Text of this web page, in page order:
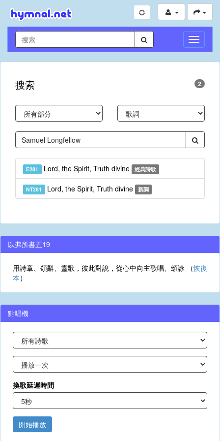
切
換
導
搜索 2
E281 Lord, the Spirit, Truth divine 經典詩歌
NT281 Lord, the Spirit, Truth divine 新調
以弗所書五19
用詩章、頌辭、靈歌，彼此對說，從心中向主歌唱、頌詠 （恢復
本）
點唱機
換歌延遲時間
開始播放